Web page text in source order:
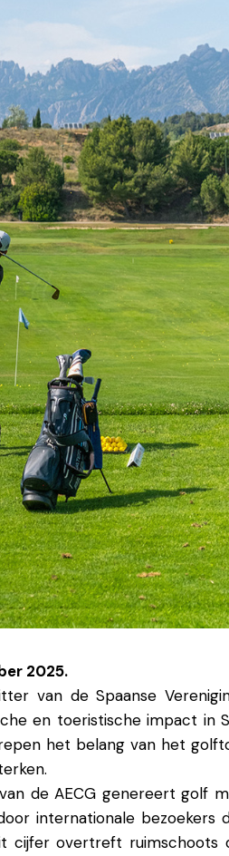
2025.
van de Spaanse
en toeristischeimpact in
het belang van het
deAECG genereert golf
internationale bezoekers
cijfer overtreft